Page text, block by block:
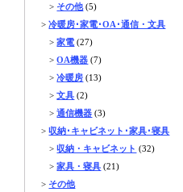
> その他(5)
>冷暖房･家電･OA･通信・文具
>家電 (27)
>OA機器 (7)
>冷暖房 (13)
>文具 (2)
>通信機器 (3)
>収納･キャビネット･家具･寝具
>収納・キャビネット (32)
>家具・寝具 (21)
> その他